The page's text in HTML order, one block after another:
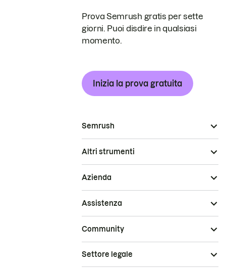
Prova Semrush gratis per sette
giorni. Puoi disdire in qualsiasi
momento.
Inizia la prova gratuita
Semrush
Altri strumenti
Azienda
Assistenza
Community
Settore legale